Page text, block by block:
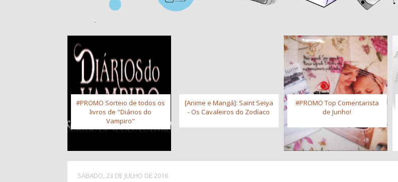
#PROMO Sorteio de todos os
livros de "Diários do
Vampiro"
[Anime e Mangá]: Saint Seiya
- Os Cavaleiros do Zodíaco
#PROMO Top Comentarista
de Junho!
SÁBADO, 23 DE JULHO DE 2016